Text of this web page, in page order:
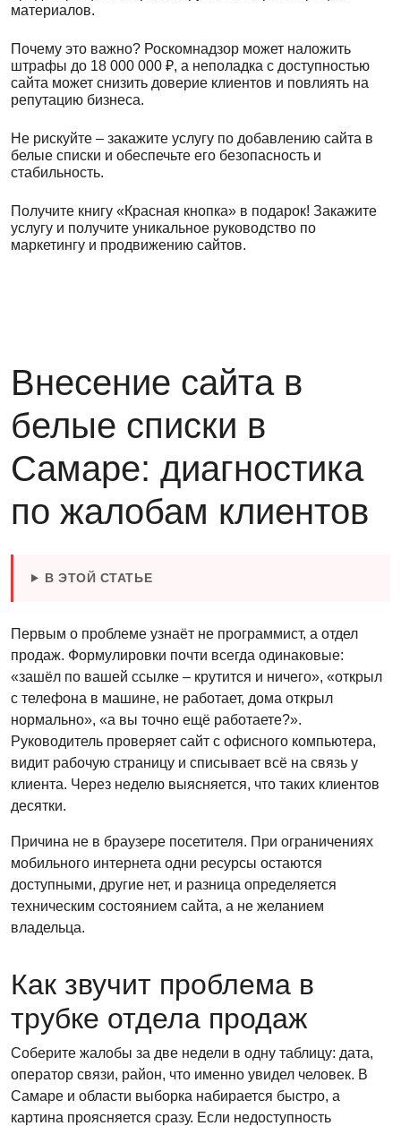
материалов.
Почему это важно? Роскомнадзор может наложить
штрафы до 18 000 000 ₽, а неполадка с доступностью
сайта может снизить доверие клиентов и повлиять на
репутацию бизнеса.
Не рискуйте – закажите услугу по добавлению сайта в
белые списки и обеспечьте его безопасность и
стабильность.
Получите книгу «Красная кнопка» в подарок! Закажите
услугу и получите уникальное руководство по
маркетингу и продвижению сайтов.
Внесение сайта в
белые списки в
Самаре: диагностика
по жалобам клиентов
В ЭТОЙ СТАТЬЕ
Первым о проблеме узнаёт не программист, а отдел
продаж. Формулировки почти всегда одинаковые:
«зашёл по вашей ссылке – крутится и ничего», «открыл
с телефона в машине, не работает, дома открыл
нормально», «а вы точно ещё работаете?».
Руководитель проверяет сайт с офисного компьютера,
видит рабочую страницу и списывает всё на связь у
клиента. Через неделю выясняется, что таких клиентов
десятки.
Причина не в браузере посетителя. При ограничениях
мобильного интернета одни ресурсы остаются
доступными, другие нет, и разница определяется
техническим состоянием сайта, а не желанием
владельца.
Как звучит проблема в
трубке отдела продаж
Соберите жалобы за две недели в одну таблицу: дата,
оператор связи, район, что именно увидел человек. В
Самаре и области выборка набирается быстро, а
картина проясняется сразу. Если недоступность